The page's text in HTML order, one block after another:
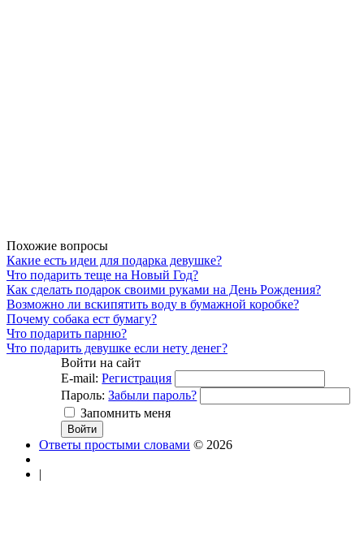
Похожие вопросы
Какие есть идеи для подарка девушке?
Что подарить теще на Новый Год?
Как сделать подарок своими руками на День Рождения?
Возможно ли вскипятить воду в бумажной коробке?
Почему собака ест бумагу?
Что подарить парню?
Что подарить девушке если нету денег?
Войти на сайт
E-mail: Регистрация
Пароль: Забыли пароль?
Запомнить меня
Ответы простыми словами © 2026
|